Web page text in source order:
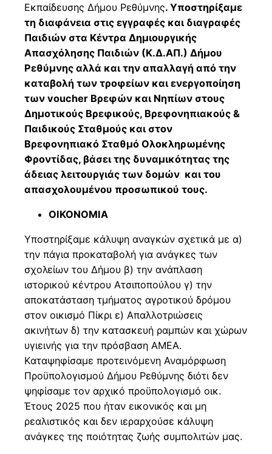
Εκπαίδευσης Δήμου Ρεθύμνης. Υποστηρίξαμε
τη διαφάνεια στις εγγραφές και διαγραφές
Παιδιών στα Κέντρα Δημιουργικής
Απασχόλησης Παιδιών (Κ.Δ.ΑΠ.) Δήμου
Ρεθύμνης αλλά και την απαλλαγή από την
καταβολή των τροφείων και ενεργοποίηση
των voucher Βρεφών και Νηπίων στους
Δημοτικούς Βρεφικούς, Βρεφονηπιακούς &
Παιδικούς Σταθμούς και στον
Βρεφονηπιακό Σταθμό Ολοκληρωμένης
Φροντίδας, βάσει της δυναμικότητας της
άδειας λειτουργιάς των δομών και του
απασχολουμένου προσωπικού τους.
ΟΙΚΟΝΟΜΙΑ
Υποστηρίξαμε κάλυψη αναγκών σχετικά με α)
την πάγια προκαταβολή για ανάγκες των
σχολείων του Δήμου β) την ανάπλαση
ιστορικού κέντρου Ατσιποπούλου γ) την
αποκατάσταση τμήματος αγροτικού δρόμου
στον οικισμό Πίκρι ε) Απαλλοτριώσεις
ακινήτων δ) την κατασκευή ραμπών και χώρων
υγιεινής για την πρόσβαση ΑΜΕΑ.
Καταψηφίσαμε προτεινόμενη Αναμόρφωση
Προϋπολογισμού Δήμου Ρεθύμνης διότι δεν
ψηφίσαμε τον αρχικό προϋπολογισμό οικ.
Έτους 2025 που ήταν εικονικός και μη
ρεαλιστικός και δεν ιεραρχούσε κάλυψη
ανάγκες της ποιότητας ζωής συμπολιτών μας.